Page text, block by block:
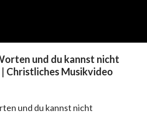
und du kannst nicht
Christliches Musikvideo
und du kannst nicht